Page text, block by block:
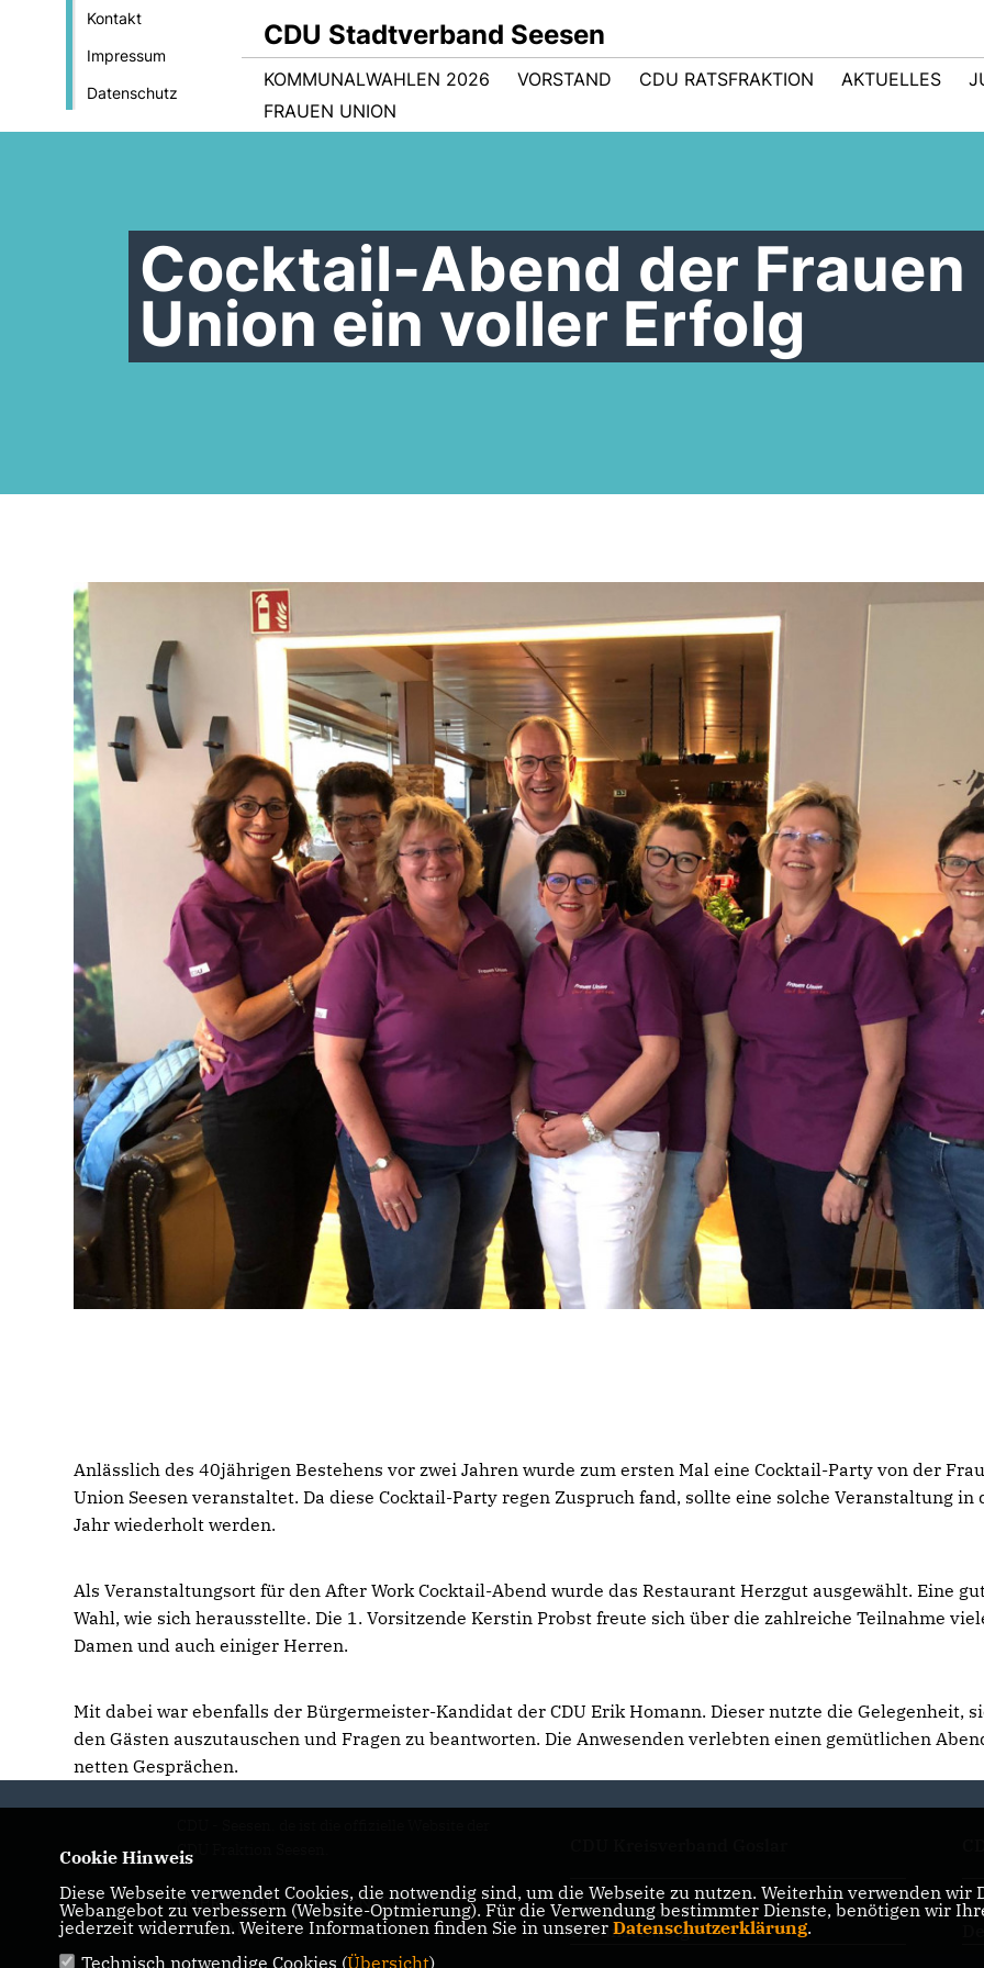
Kontakt
Impressum
Datenschutz
CDU Stadtverband Seesen
KOMMUNALWAHLEN 2026 VORSTAND CDU RATSFRAKTION AKTUELLES
FRAUEN UNION
Cocktail-Abend der Frauen
Union ein voller Erfolg
Anlässlich des 40jährigen Bestehens vor zwei Jahren wurde zum ersten Mal eine Cocktail-Party von der
Union Seesen veranstaltet. Da diese Cocktail-Party regen Zuspruch fand, sollte eine solche Veranstaltung in
Jahr wiederholt werden.
Als Veranstaltungsort für den After Work Cocktail-Abend wurde das Restaurant Herzgut ausgewählt. Eine
Wahl, wie sich herausstellte. Die 1. Vorsitzende Kerstin Probst freute sich über die zahlreiche Teilnahme
Damen und auch einiger Herren.
Mit dabei war ebenfalls der Bürgermeister-Kandidat der CDU Erik Homann. Dieser nutzte die Gelegenheit,
den Gästen auszutauschen und Fragen zu beantworten. Die Anwesenden verlebten einen gemütlichen
netten Gesprächen.
CDU Fraktion Seesen.
IMPRESSUM
DATENSCHUTZ
KONTAKT
CDU Landesverband
Braunschweig
Cookie Hinweis
Diese Webseite verwendet Cookies, die notwendig sind, um die Webseite zu nutzen. Weiterhin verwenden
Webangebot zu verbessern (Website-Optmierung). Für die Verwendung bestimmter Dienste, benötigen wir
jederzeit widerrufen. Weitere Informationen finden Sie in unserer Datenschutzerklärung.
Technisch notwendige Cookies (Übersicht)